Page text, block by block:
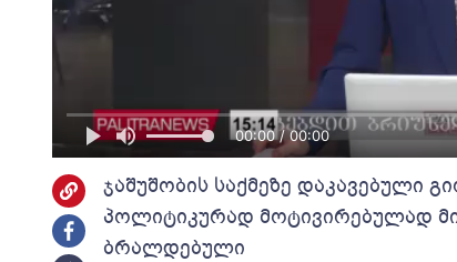
00:00 / 00:00
ჯაშუშობის საქმეზე დაკავებული
პოლიტიკურად მოტივირებულად
ბრალდებული